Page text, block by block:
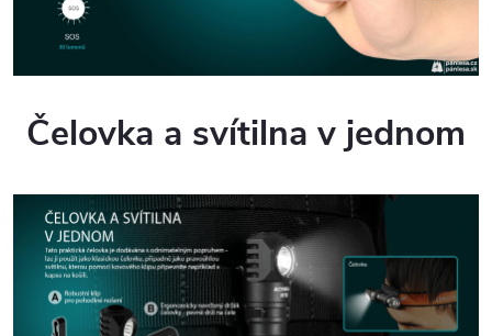
Čelovka a svítilna v jednom